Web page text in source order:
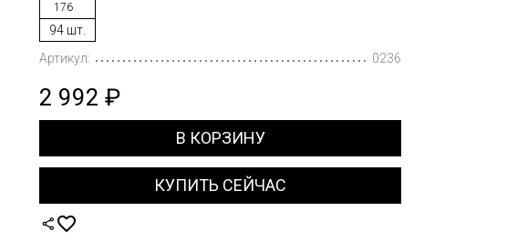
176
94 шт.
Артикул:
0236
2 992 ₽
В КОРЗИНУ
КУПИТЬ СЕЙЧАС